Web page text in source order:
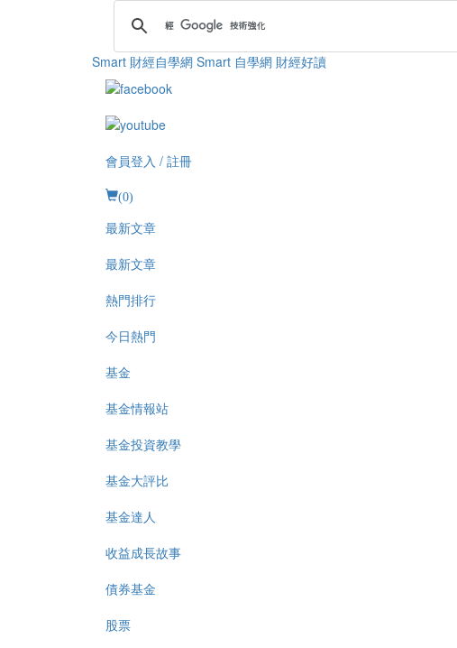
Smart 財經自學網 Smart 自學網 財經好讀
會員登入 / 註冊
(0)
最新文章
最新文章
熱門排行
今日熱門
基金
基金情報站
基金投資教學
基金大評比
基金達人
收益成長故事
債券基金
股票